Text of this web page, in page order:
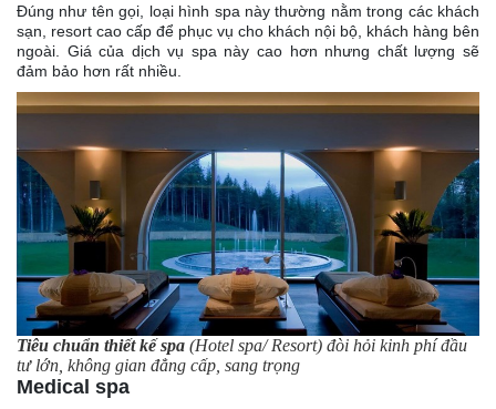
Đúng như tên gọi, loại hình spa này thường nằm trong các khách
sạn, resort cao cấp để phục vụ cho khách nội bộ, khách hàng bên
ngoài. Giá của dịch vụ spa này cao hơn nhưng chất lượng sẽ
đảm bảo hơn rất nhiều.
Tiêu chuẩn thiết kế spa (Hotel spa/ Resort) đòi hỏi kinh phí đầu
tư lớn, không gian đẳng cấp, sang trọng
Medical spa